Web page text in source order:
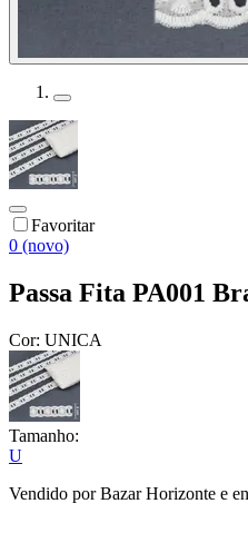
Favoritar
0 (novo)
Passa Fita PA001
Cor: UNICA
Tamanho:
U
Vendido porBazar Horizonte e